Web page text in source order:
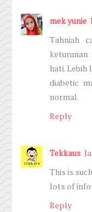
mek yunie
Tahniah
hati. Lebih
diabetic
normal.
Reply
Tekkaus
This is
lots of
Reply